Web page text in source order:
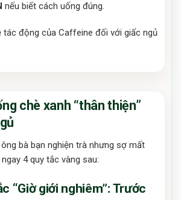
nếu biết cách uống đúng.
tác động của Caffeine đối với giấc ngủ
chè xanh “thân thiện”
bà bạn nghiện trà nhưng sợ mất
4 quy tắc vàng sau:
“Giờ giới nghiêm”: Trước